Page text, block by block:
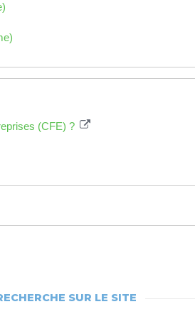
(CFE) ?
SUR LE SITE